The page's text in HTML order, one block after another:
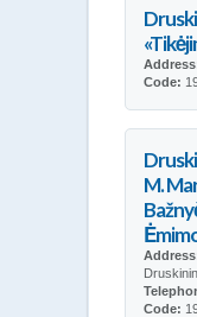
Code:
M.
Code: